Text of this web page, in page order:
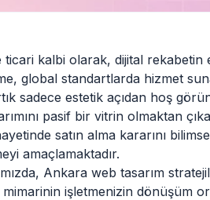
kalbi olarak, dijital rekabetin
global standartlarda hizmet
sadece estetik açıdan hoş
pasif bir vitrin olmaktan
satın alma kararını
amaçlamaktadır.
Ankara web tasarım
işletmenizin dönüşüm